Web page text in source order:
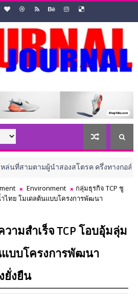
ตามผู้นำสองสโตรค ครึ่งทางกอล์ฟ เอไอจี
Environment
กลุ่มธุรกิจ TCP ชู
ไทย โมเดลต้นแบบโครงการพัฒนา
ามสำเร็จ TCP โอบอุ้มลุ่ม
บบโครงการพัฒนา
ยั่งยืน